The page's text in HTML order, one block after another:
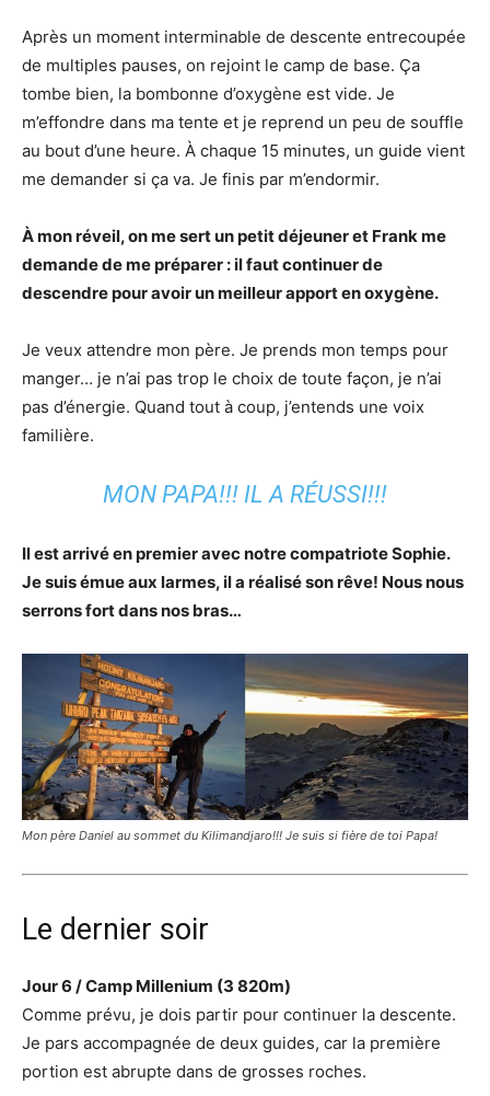
Après un moment interminable de descente entrecoupée
de multiples pauses, on rejoint le camp de base. Ça
tombe bien, la bombonne d’oxygène est vide. Je
m’effondre dans ma tente et je reprend un peu de souffle
au bout d’une heure. À chaque 15 minutes, un guide vient
me demander si ça va. Je finis par m’endormir.
À mon réveil, on me sert un petit déjeuner et Frank me
demande de me préparer : il faut continuer de
descendre pour avoir un meilleur apport en oxygène.
Je veux attendre mon père. Je prends mon temps pour
manger… je n’ai pas trop le choix de toute façon, je n’ai
pas d’énergie. Quand tout à coup, j’entends une voix
familière.
MON PAPA!!! IL A RÉUSSI!!!
Il est arrivé en premier avec notre compatriote Sophie.
Je suis émue aux larmes, il a réalisé son rêve! Nous nous
serrons fort dans nos bras…
Mon père Daniel au sommet du Kilimandjaro!!! Je suis si fière de toi Papa!
Le dernier soir
Jour 6 / Camp Millenium (3 820m)
Comme prévu, je dois partir pour continuer la descente.
Je pars accompagnée de deux guides, car la première
portion est abrupte dans de grosses roches.